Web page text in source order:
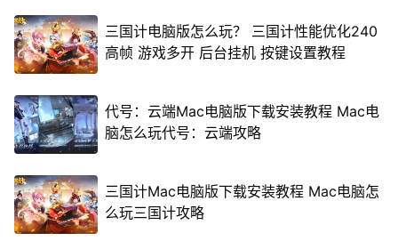
三国计电脑版怎么玩？ 三国计性能优化240
高帧 游戏多开 后台挂机 按键设置教程
代号：云端Mac电脑版下载安装教程 Mac电
脑怎么玩代号：云端攻略
三国计Mac电脑版下载安装教程 Mac电脑怎
么玩三国计攻略